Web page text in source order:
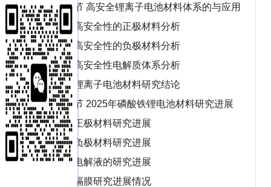
第二节 高安全锂离子电池材料体系的与应用
一、高安全性的正极材料分析
二、高安全性的负极材料分析
三、高安全性电解质体系分析
四、锂离子电池材料研究结论
第三节 2025年磷酸铁锂电池材料研究进展
一、正极材料研究进展
二、负极材料研究进展
三、电解液的研究进展
四、隔膜研究进展情况